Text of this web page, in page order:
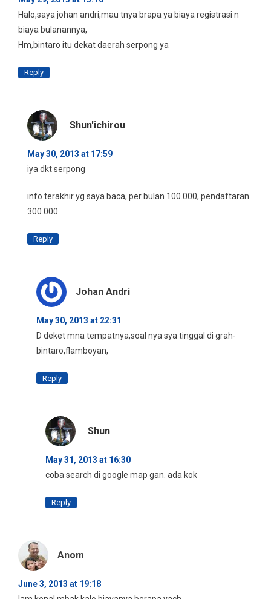
Halo,saya johan andri,mau tnya brapa ya biaya registrasi n
biaya bulanannya,
Hm,bintaro itu dekat daerah serpong ya
Reply
Shun'ichirou
May 30, 2013 at 17:59
iya dkt serpong
info terakhir yg saya baca, per bulan 100.000, pendaftaran
300.000
Reply
Johan Andri
May 30, 2013 at 22:31
D deket mna tempatnya,soal nya sya tinggal di grah-
bintaro,flamboyan,
Reply
Shun
May 31, 2013 at 16:30
coba search di google map gan. ada kok
Reply
Anom
June 3, 2013 at 19:18